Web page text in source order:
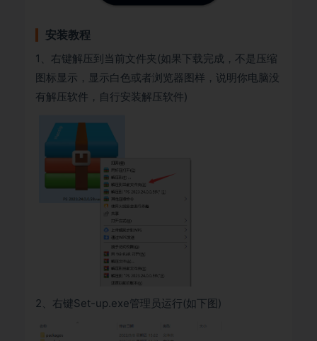
安装教程
1、右键解压到当前文件夹(如果下载完成，不是压缩
图标显示，显示白色或者浏览器图样，说明你电脑没
有解压软件，自行安装解压软件)
2、右键Set-up.exe管理员运行(如下图)